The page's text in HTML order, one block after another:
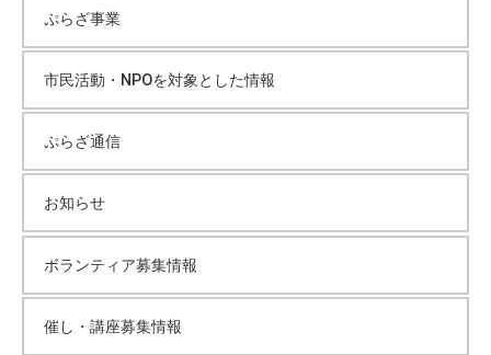
ぷらざ事業
市民活動・NPOを対象とした情報
ぷらざ通信
お知らせ
ボランティア募集情報
催し・講座募集情報